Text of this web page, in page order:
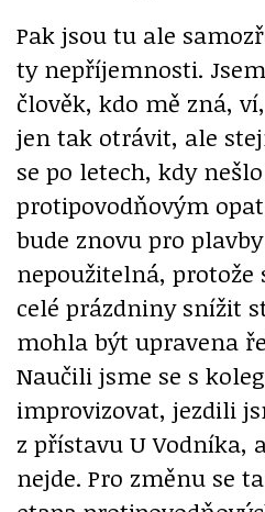
Pak jsou tu ale
ty nepříjemnosti.
člověk, kdo mě zná,
jen tak otrávit, ale
se po letech, kdy
protipovodňovým
bude znovu pro
nepoužitelná, protože
celé prázdniny snížit
mohla být upravena
Naučili jsme se s
improvizovat, jezdili
z přístavu U Vodníka,
nejde. Pro změnu se